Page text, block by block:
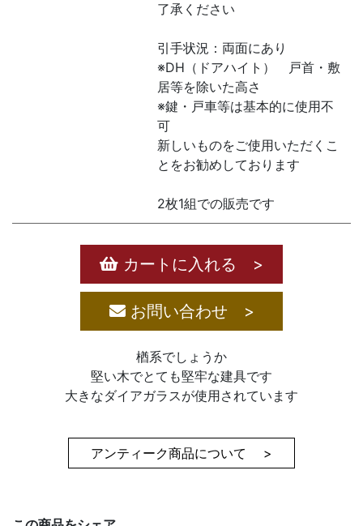
了承ください
引手状況：両面にあり
※DH（ドアハイト） 戸首・敷
居等を除いた高さ
※鍵・戸車等は基本的に使用不
可
新しいものをご使用いただくこ
とをお勧めしております
2枚1組での販売です
カートに入れる >
お問い合わせ >
楢系でしょうか
堅い木でとても堅牢な建具です
大きなダイアガラスが使用されています
アンティーク商品について >